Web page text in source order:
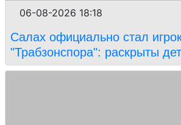
06-08-2026 18:18
Салах официально стал
"Трабзонспора": раскрыты